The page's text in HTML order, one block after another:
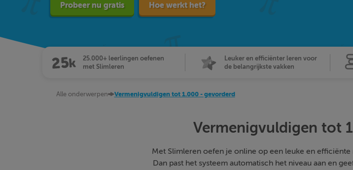
Probeer nu gratis Hoe werkt het?
25.000+ leerlingen oefenen
met Slimleren
Leuker en efficiënter leren voor
de belangrijkste vakken
Alle onderwerpen Vermenigvuldigen tot 1.000 - gevorderd
Vermenigvuldigen tot
Met Slimleren oefen je online op een leuke en
Dan past het systeem automatisch het niveau aan en